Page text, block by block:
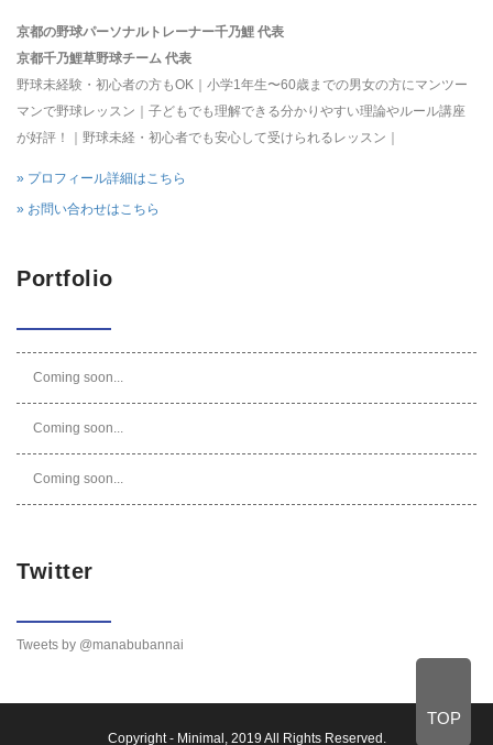
TOP
京都の野球パーソナルトレーナー千乃鯉 代表
京都千乃鯉草野球チーム 代表
野球未経験・初心者の方もOK｜小学1年生〜60歳までの男女の方にマンツー
マンで野球レッスン｜子どもでも理解できる分かりやすい理論やルール講座
が好評！｜野球未経・初心者でも安心して受けられるレッスン｜
» プロフィール詳細はこちら
» お問い合わせはこちら
Portfolio
Coming soon...
Coming soon...
Coming soon...
Twitter
Tweets by @manabubannai
Copyright - Minimal , 2019 All Rights Reserved.